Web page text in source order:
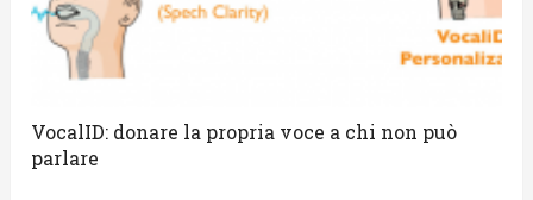
VocalID: donare la propria voce a chi non può
parlare